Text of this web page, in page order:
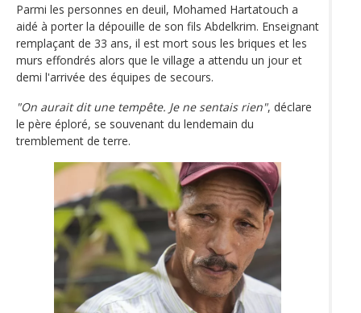
Parmi les personnes en deuil, Mohamed Hartatouch a
aidé à porter la dépouille de son fils Abdelkrim. Enseignant
remplaçant de 33 ans, il est mort sous les briques et les
murs effondrés alors que le village a attendu un jour et
demi l'arrivée des équipes de secours.
"On aurait dit une tempête. Je ne sentais rien", déclare
le père éploré, se souvenant du lendemain du
tremblement de terre.